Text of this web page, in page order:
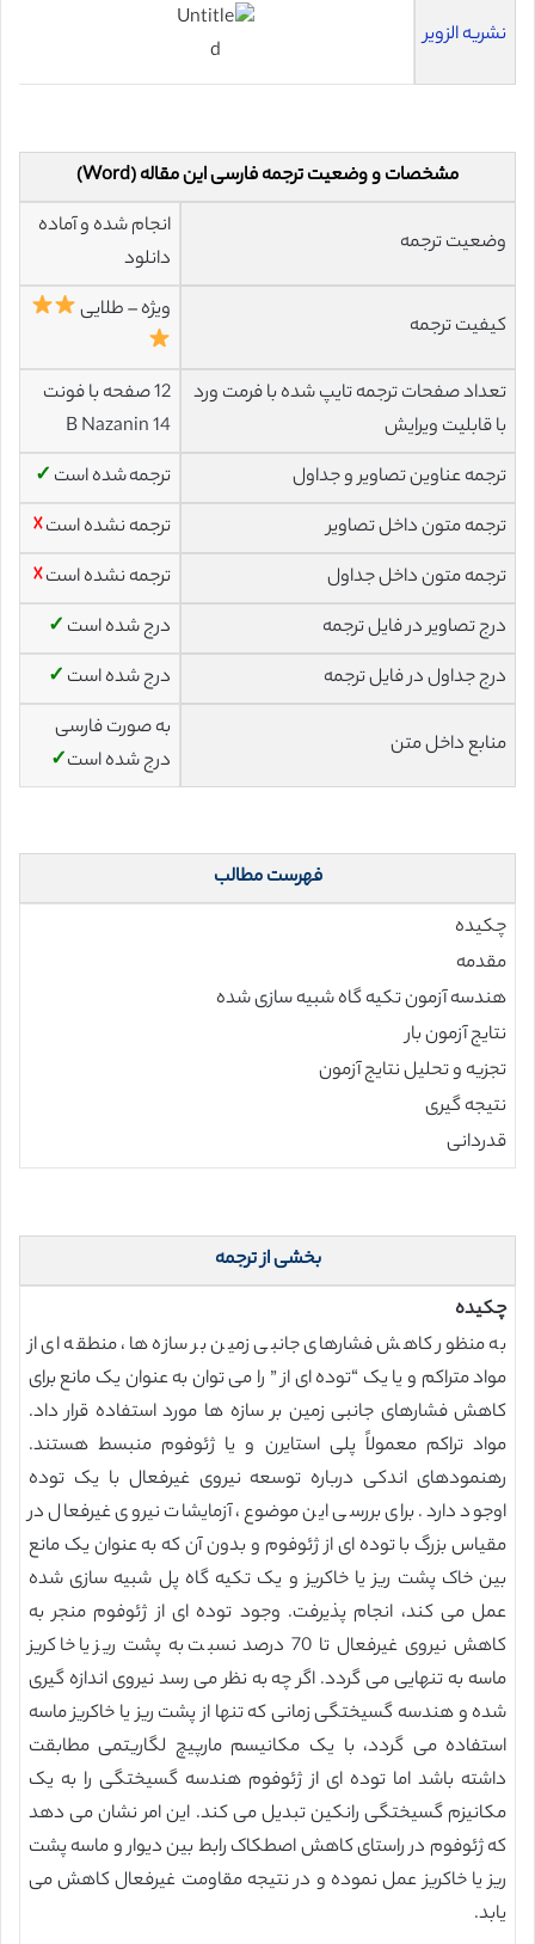
نشریه الزویر
مشخصات و وضعیت ترجمه فارسی این مقاله (Word)
وضعیت ترجمه
انجام شده و آماده
دانلود
کیفیت ترجمه
ویژه – طلایی
تعداد صفحات ترجمه تایپ شده با فرمت ورد
با قابلیت ویرایش
12 صفحه با فونت
14 B Nazanin
ترجمه عناوین تصاویر و جداول
ترجمه شده است ✓
ترجمه متون داخل تصاویر
ترجمه نشده است☓
ترجمه متون داخل جداول
ترجمه نشده است☓
درج تصاویر در فایل ترجمه
درج شده است ✓
درج جداول در فایل ترجمه
درج شده است ✓
منابع داخل متن
به صورت فارسی
درج شده است✓
فهرست مطالب
چکیده
مقدمه
هندسه آزمون تکیه گاه شبیه سازی شده
نتایج آزمون بار
تجزیه و تحلیل نتایج آزمون
نتیجه گیری
قدردانی
بخشی از ترجمه
چکیده
به منظور کاهش فشارهای جانبی زمین بر سازه ها، منطقه ای از
مواد متراکم و یا یک “توده ای از ” را می توان به عنوان یک مانع برای
کاهش فشارهای جانبی زمین بر سازه ها مورد استفاده قرار داد.
مواد تراکم معمولاً پلی استایرن و یا ژئوفوم منبسط هستند.
رهنمودهای اندکی درباره توسعه نیروی غیرفعال با یک توده
اوجود دارد. برای بررسی این موضوع، آزمایشات نیروی غیرفعال در
مقیاس بزرگ با توده ای از ژئوفوم و بدون آن که به عنوان یک مانع
بین خاک پشت ریز یا خاکریز و یک تکیه گاه پل شبیه سازی شده
عمل می کند، انجام پذیرفت. وجود توده ای از ژئوفوم منجر به
کاهش نیروی غیرفعال تا 70 درصد نسبت به پشت ریز یا خاکریز
ماسه به تنهایی می گردد. اگر چه به نظر می رسد نیروی اندازه گیری
شده و هندسه گسیختگی زمانی که تنها از پشت ریز یا خاکریز ماسه
استفاده می گردد، با یک مکانیسم مارپیچ لگاریتمی مطابقت
داشته باشد اما توده ای از ژئوفوم هندسه گسیختگی را به یک
مکانیزم گسیختگی رانکین تبدیل می کند. این امر نشان می دهد
که ژئوفوم در راستای کاهش اصطکاک رابط بین دیوار و ماسه پشت
ریز یا خاکریز عمل نموده و در نتیجه مقاومت غیرفعال کاهش می
یابد.